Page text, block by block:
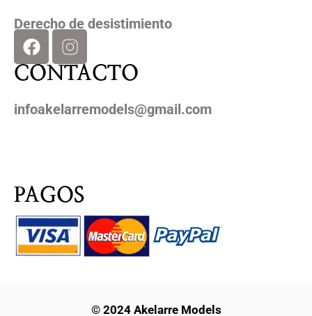
Derecho de desistimiento
CONTACTO
infoakelarremodels@gmail.com
PAGOS
© 2024 Akelarre Models